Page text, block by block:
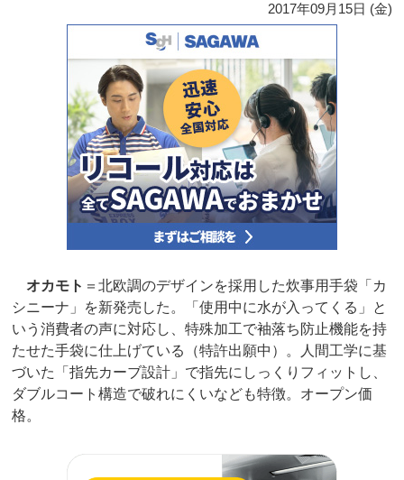
2017年09月15日 (金)
オカモト ＝北欧調のデザインを採用した炊事用手袋「カ
シニーナ」を新発売した。「使用中に水が入ってくる」と
いう消費者の声に対応し、特殊加工で袖落ち防止機能を持
たせた手袋に仕上げている（特許出願中）。人間工学に基
づいた「指先カーブ設計」で指先にしっくりフィットし、
ダブルコート構造で破れにくいなども特徴。オープン価
格。